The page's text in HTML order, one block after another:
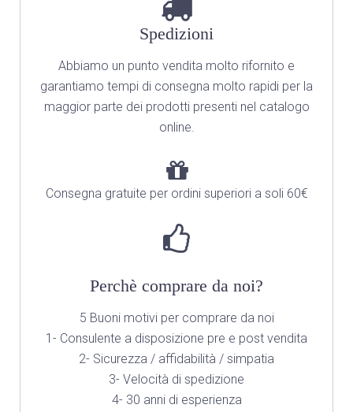
Spedizioni
Abbiamo un punto vendita molto rifornito e
garantiamo tempi di consegna molto rapidi per la
maggior parte dei prodotti presenti nel catalogo
online.
Consegna gratuite per ordini superiori a soli 60€
Perchè comprare da noi?
5 Buoni motivi per comprare da noi
1- Consulente a disposizione pre e post vendita
2- Sicurezza / affidabilità / simpatia
3- Velocità di spedizione
4- 30 anni di esperienza